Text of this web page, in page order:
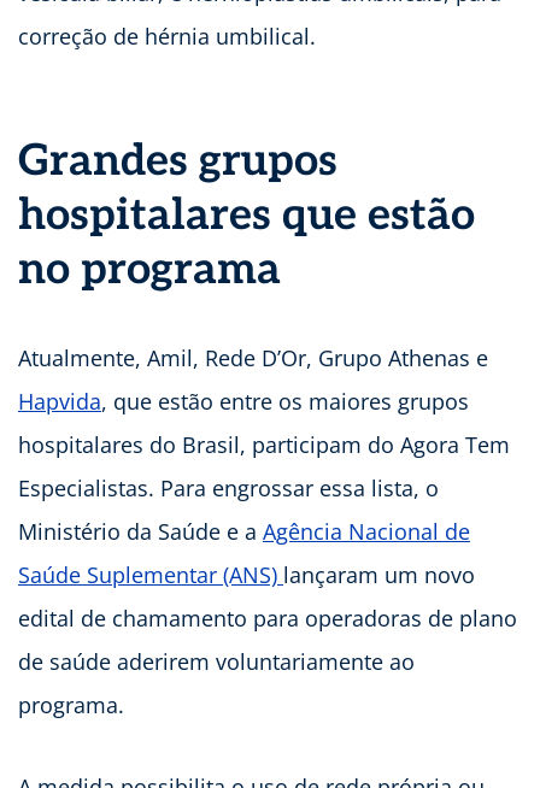
correção de hérnia umbilical.
Grandes grupos
hospitalares que estão
no programa
Atualmente, Amil, Rede D’Or, Grupo Athenas e
Hapvida, que estão entre os maiores grupos
hospitalares do Brasil, participam do Agora Tem
Especialistas. Para engrossar essa lista, o
Ministério da Saúde e a Agência Nacional de
Saúde Suplementar (ANS) lançaram um novo
edital de chamamento para operadoras de plano
de saúde aderirem voluntariamente ao
programa.